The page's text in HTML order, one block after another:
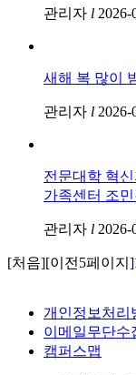
관리자 l 2026-
새해 복 많이
관리자 l 2026-
전문대학 혁
가족센터 조
관리자 l 2026-
[처음][이전5페이지]
개인정보처리
이메일무단수
캠퍼스맵